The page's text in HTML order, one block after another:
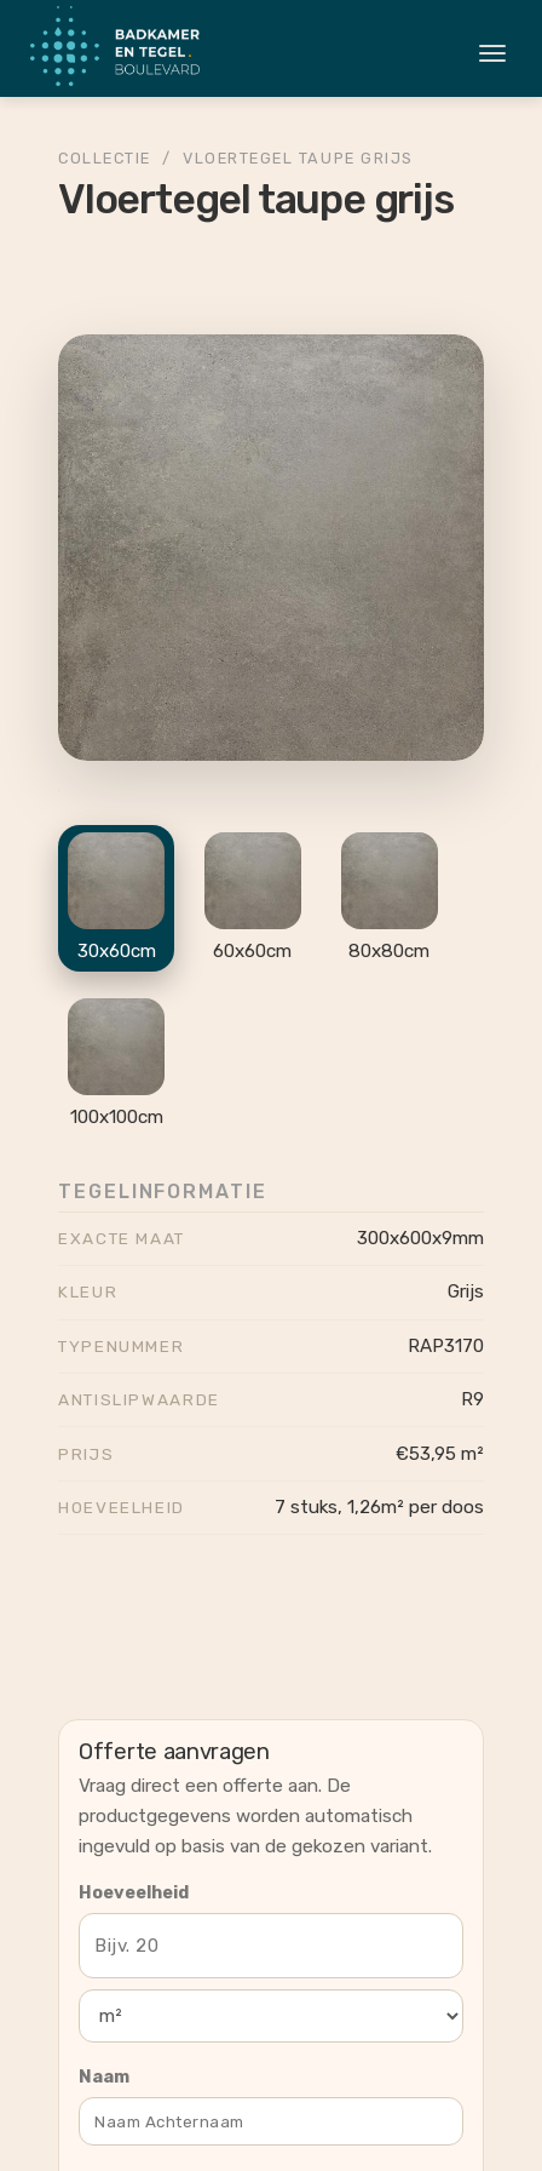
COLLECTIE / VLOERTEGEL TAUPE GRIJS
Vloertegel taupe grijs
30x60cm 60x60cm 80x80cm
100x100cm
TEGELINFORMATIE
EXACTE MAAT 300x600x9mm
KLEUR Grijs
TYPENUMMER RAP3170
ANTISLIPWAARDE R9
PRIJS €53,95 m²
HOEVEELHEID 7 stuks, 1,26m² per doos
Offerte aanvragen
Vraag direct een offerte aan. De
productgegevens worden automatisch
ingevuld op basis van de gekozen variant.
Hoeveelheid
Naam